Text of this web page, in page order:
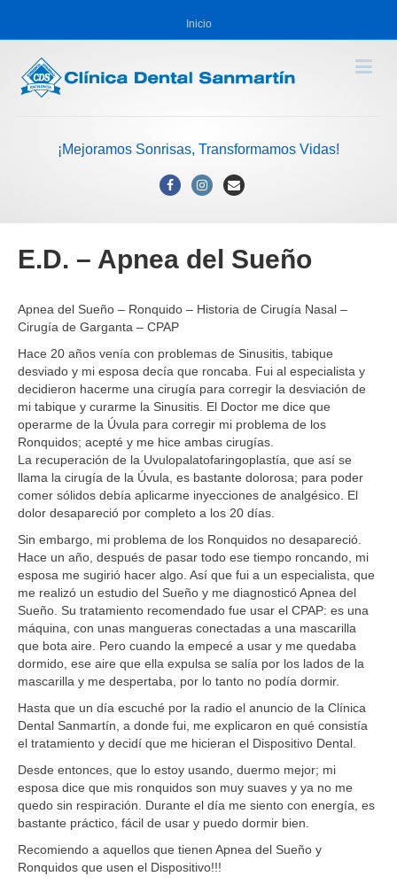
Inicio
¡Mejoramos Sonrisas, Transformamos Vidas!
FacebookInstagram
Email
E.D. – Apnea del Sueño
Apnea del Sueño – Ronquido – Historia de Cirugía Nasal –
Cirugía de Garganta – CPAP
Hace 20 años venía con problemas de Sinusitis, tabique
desviado y mi esposa decía que roncaba. Fui al especialista y
decidieron hacerme una cirugía para corregir la desviación de
mi tabique y curarme la Sinusitis. El Doctor me dice que
operarme de la Úvula para corregir mi problema de los
Ronquidos; acepté y me hice ambas cirugías.
La recuperación de la Uvulopalatofaringoplastía, que así se
llama la cirugía de la Úvula, es bastante dolorosa; para poder
comer sólidos debía aplicarme inyecciones de analgésico. El
dolor desapareció por completo a los 20 días.
Sin embargo, mi problema de los Ronquidos no desapareció.
Hace un año, después de pasar todo ese tiempo roncando, mi
esposa me sugirió hacer algo. Así que fui a un especialista, que
me realizó un estudio del Sueño y me diagnosticó Apnea del
Sueño. Su tratamiento recomendado fue usar el CPAP: es una
máquina, con unas mangueras conectadas a una mascarilla
que bota aire. Pero cuando la empecé a usar y me quedaba
dormido, ese aire que ella expulsa se salía por los lados de la
mascarilla y me despertaba, por lo tanto no podía dormir.
Hasta que un día escuché por la radio el anuncio de la Clínica
Dental Sanmartín, a donde fui, me explicaron en qué consistía
el tratamiento y decidí que me hicieran el Dispositivo Dental.
Desde entonces, que lo estoy usando, duermo mejor; mi
esposa dice que mis ronquidos son muy suaves y ya no me
quedo sin respiración. Durante el día me siento con energía, es
bastante práctico, fácil de usar y puedo dormir bien.
Recomiendo a aquellos que tienen Apnea del Sueño y
Ronquidos que usen el Dispositivo!!!